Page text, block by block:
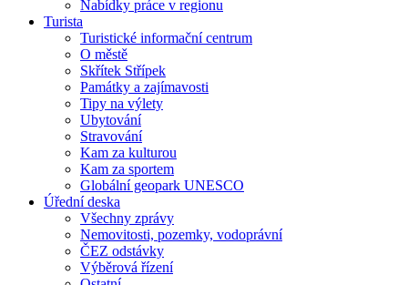
Nabídky práce v regionu
Turista
Turistické informační centrum
O městě
Skřítek Střípek
Památky a zajímavosti
Tipy na výlety
Ubytování
Stravování
Kam za kulturou
Kam za sportem
Globální geopark UNESCO
Úřední deska
Všechny zprávy
Nemovitosti, pozemky, vodoprávní
ČEZ odstávky
Výběrová řízení